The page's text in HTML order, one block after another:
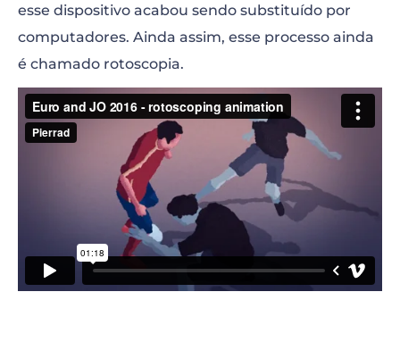
esse dispositivo acabou sendo substituído por
computadores. Ainda assim, esse processo ainda
é chamado rotoscopia.
“>